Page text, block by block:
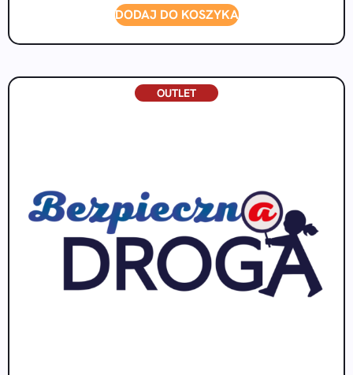
DODAJ DO KOSZYKA
OUTLET